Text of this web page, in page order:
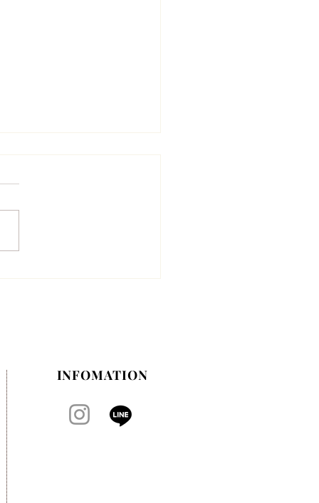
INFOMATION​